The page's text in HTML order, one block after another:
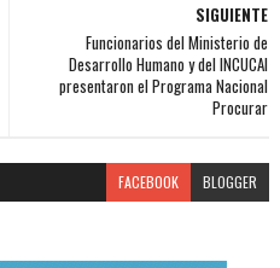
SIGUIENTE
Funcionarios del Ministerio de
Desarrollo Humano y del INCUCAI
presentaron el Programa Nacional
Procurar
FACEBOOK BLOGGER